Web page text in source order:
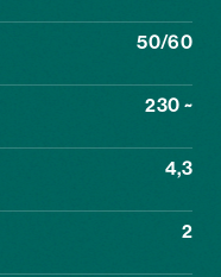
50/60
230 ~
4,3
2